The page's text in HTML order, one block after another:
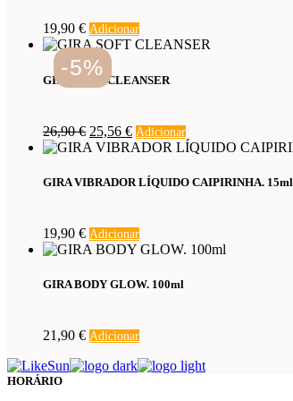
19,90 € Adicionar
-5%
GIRA SOFT CLEANSER
26,90€ O
preço
era:
25,56 €O
preço
é:
Adicionar
GIRA VIBRADOR LÍQUIDO CAIPIRINHA. 15ml
19,90 € Adicionar
GIRA BODY GLOW. 100ml
21,90 € Adicionar
HORÁRIO